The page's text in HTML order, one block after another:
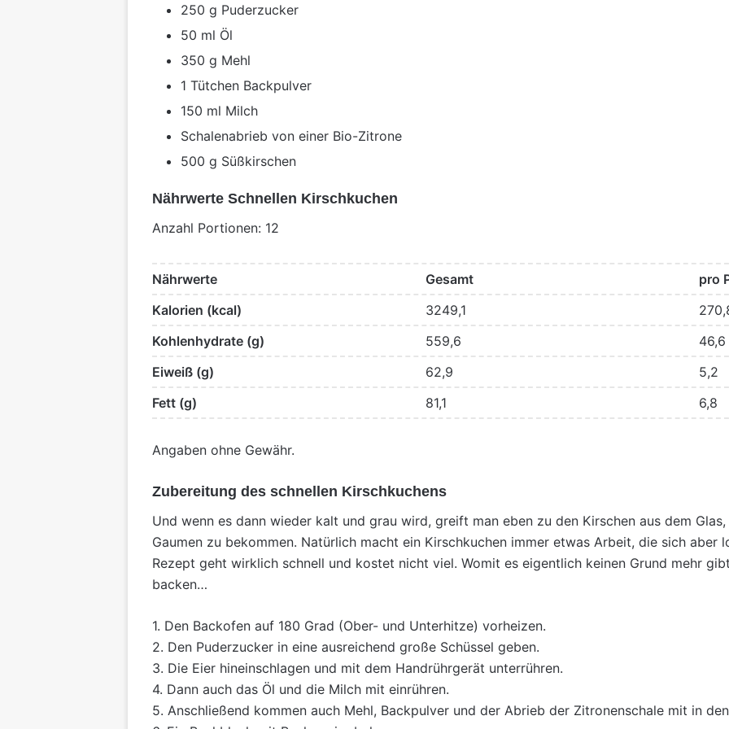
250 g Puderzucker
50 ml Öl
350 g Mehl
1 Tütchen Backpulver
150 ml Milch
Schalenabrieb von einer Bio-Zitrone
500 g Süßkirschen
Nährwerte Schnellen Kirschkuchen
Anzahl Portionen: 12
Nährwerte Gesamt
pro
Kalorien (kcal)
3249,1
Kohlenhydrate (g)
559,6
46,6
Eiweiß (g)
62,9
5,2
Fett (g)
81,1 6,8
Angaben ohne Gewähr.
Zubereitung des schnellen Kirschkuchens
Und wenn es dann wieder kalt und grau wird, greift man eben zu den Kirschen aus dem
Gaumen zu bekommen. Natürlich macht ein Kirschkuchen immer etwas Arbeit, die sich aber
Rezept geht wirklich schnell und kostet nicht viel. Womit es eigentlich keinen Grund mehr
backen…
1. Den Backofen auf 180 Grad (Ober- und Unterhitze) vorheizen.
2. Den Puderzucker in eine ausreichend große Schüssel geben.
3. Die Eier hineinschlagen und mit dem Handrührgerät unterrühren.
4. Dann auch das Öl und die Milch mit einrühren.
5. Anschließend kommen auch Mehl, Backpulver und der Abrieb der Zitronenschale mit in